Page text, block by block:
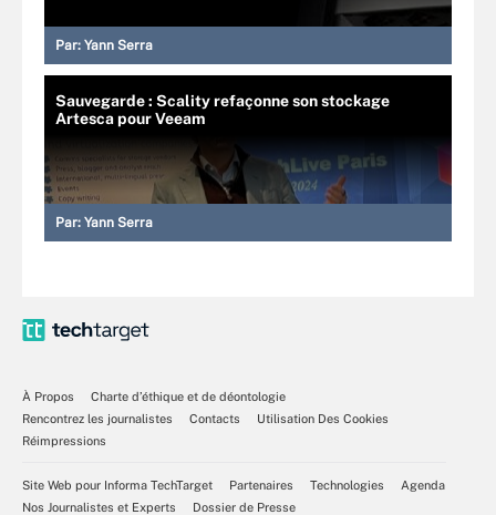
Par: Yann Serra
Sauvegarde : Scality refaçonne son stockage
Artesca pour Veeam
Par: Yann Serra
À Propos
Charte d’éthique et de déontologie
Rencontrez les journalistes
Contacts
Utilisation Des Cookies
Réimpressions
Site Web pour Informa TechTarget Partenaires Technologies
Agenda
Nos Journalistes et Experts
Dossier de Presse